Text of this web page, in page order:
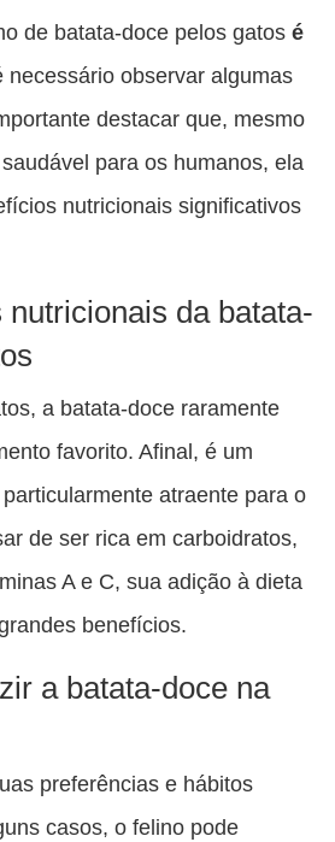
de batata-doce pelos gatos é
necessário observar algumas
destacar que, mesmo
para os humanos, ela
nutricionais significativos
da batata-
a batata-doce raramente
favorito. Afinal, é um
atraente para o
de ser rica em carboidratos,
A e C, sua adição à dieta
benefícios.
a batata-doce na
preferências e hábitos
casos, o felino pode